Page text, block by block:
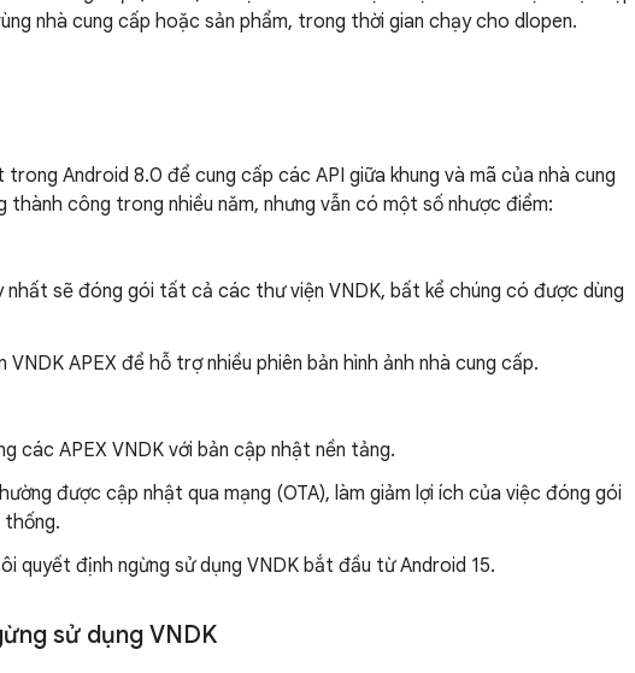
nhà cung cấp hoặc sản phẩm, trong thời gian chạy cho dlopen.
Android 8.0 để cung cấp các API giữa khung và mã của nhà cung
thành công trong nhiều năm, nhưng vẫn có một số nhược điểm:
nhất sẽ đóng gói tất cả các thư viện VNDK, bất kể chúng có được dùng
VNDK APEX để hỗ trợ nhiều phiên bản hình ảnh nhà cung cấp.
các APEX VNDK với bản cập nhật nền tảng.
được cập nhật qua mạng (OTA), làm giảm lợi ích của việc đóng gói
thống.
quyết định ngừng sử dụng VNDK bắt đầu từ Android 15.
sử dụng VNDK